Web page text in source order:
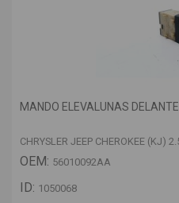
MANDO ELEVALUNAS
CHRYSLER JEEP CHEROKEE (KJ)
OEM: 56010092AA
ID: 1050068